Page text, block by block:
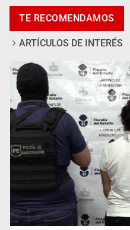
Vecinos de Mirador de San
lo niega
EUA investiga salmonela
TE RECOMENDAMOS
ARTÍCULOS DE INTERÉS